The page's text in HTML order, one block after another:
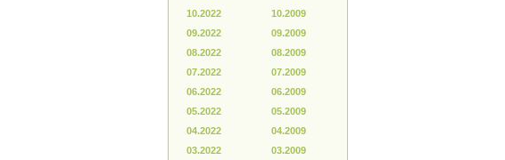
10.2022
09.2022
08.2022
07.2022
06.2022
05.2022
04.2022
03.2022
10.2009
09.2009
08.2009
07.2009
06.2009
05.2009
04.2009
03.2009